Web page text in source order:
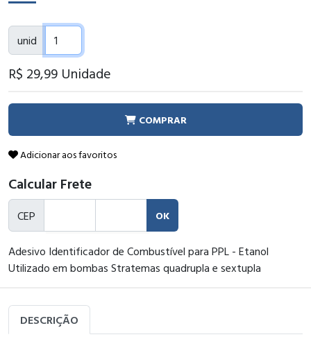
unid
R$ 29,99 Unidade
COMPRAR
Adicionar aos favoritos
Calcular Frete
CEP OK
Adesivo Identificador de Combustível para PPL - Etanol
Utilizado em bombas Stratemas quadrupla e sextupla
DESCRIÇÃO